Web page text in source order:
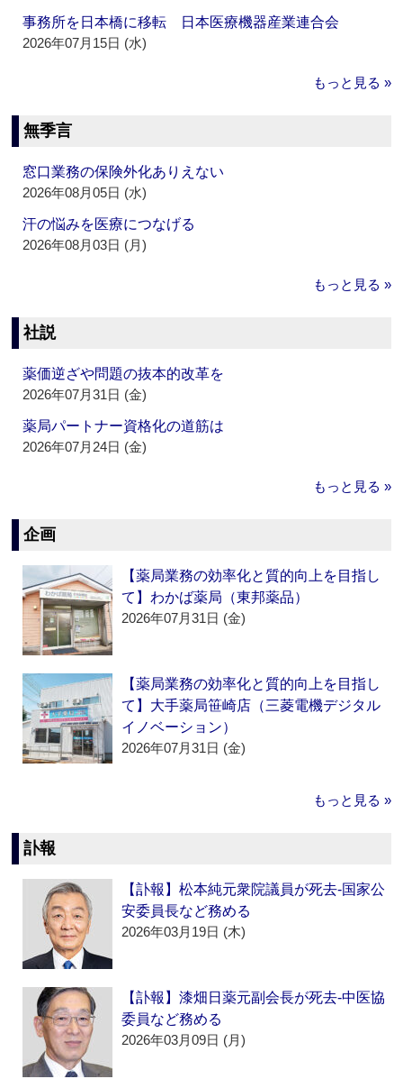
事務所を日本橋に移転 日本医療機器産業連合会
2026年07月15日 (水)
もっと見る »
無季言
窓口業務の保険外化ありえない
2026年08月05日 (水)
汗の悩みを医療につなげる
2026年08月03日 (月)
もっと見る »
社説
薬価逆ざや問題の抜本的改革を
2026年07月31日 (金)
薬局パートナー資格化の道筋は
2026年07月24日 (金)
もっと見る »
企画
【薬局業務の効率化と質的向上を目指し
て】わかば薬局（東邦薬品）
2026年07月31日 (金)
【薬局業務の効率化と質的向上を目指し
て】大手薬局笹崎店（三菱電機デジタル
イノベーション）
2026年07月31日 (金)
もっと見る »
訃報
【訃報】松本純元衆院議員が死去‐国家公
安委員長など務める
2026年03月19日 (木)
【訃報】漆畑日薬元副会長が死去‐中医協
委員など務める
2026年03月09日 (月)